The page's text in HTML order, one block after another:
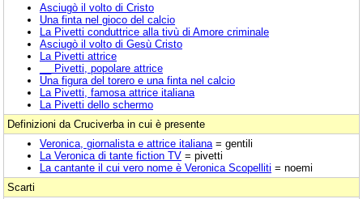
Asciugò il volto di Cristo
Una finta nel gioco del calcio
La Pivetti conduttrice alla tivù di Amore criminale
Asciugò il volto di Gesù Cristo
La Pivetti attrice
__ Pivetti, popolare attrice
Una figura del torero e una finta nel calcio
La Pivetti, famosa attrice italiana
La Pivetti dello schermo
Definizioni da Cruciverba in cui è presente
Veronica, giornalista e attrice italiana = gentili
La Veronica di tante fiction TV = pivetti
La cantante il cui vero nome è Veronica Scopelliti = noemi
Scarti